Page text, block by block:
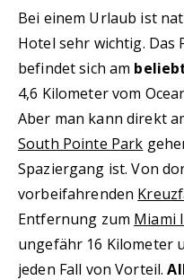
Bei einem Urlaub ist
Hotel sehr wichtig. Das
befindet sich am
4,6 Kilometer vom
Aber man kann direkt
South Pointe Park
Spaziergang ist. Von
vorbeifahrenden
Entfernung zum Miami
ungefähr 16 Kilometer
jeden Fall von Vorteil.